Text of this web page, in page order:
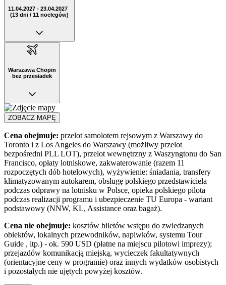
11.04.2027 - 23.04.2027
(13 dni / 11 noclegów)
Warszawa Chopin
bez przesiadek
ZOBACZ MAPĘ
Cena obejmuje: przelot samolotem rejsowym z Warszawy do
Toronto i z Los Angeles do Warszawy (możliwy przelot
bezpośredni PLL LOT), przelot wewnętrzny z Waszyngtonu do San
Francisco, opłaty lotniskowe, zakwaterowanie (razem 11
rozpoczętych dób hotelowych), wyżywienie: śniadania, transfery
klimatyzowanym autokarem, obsługę polskiego przedstawiciela
podczas odprawy na lotnisku w Polsce, opieka polskiego pilota
podczas realizacji programu i ubezpieczenie TU Europa - wariant
podstawowy (NNW, KL, Assistance oraz bagaż).
Cena nie obejmuje: kosztów biletów wstępu do zwiedzanych
obiektów, lokalnych przewodników, napiwków, systemu Tour
Guide , itp.) - ok. 590 USD (płatne na miejscu pilotowi imprezy);
przejazdów komunikacją miejską, wycieczek fakultatywnych
(orientacyjne ceny w programie) oraz innych wydatków osobistych
i pozostałych nie ujętych powyżej kosztów.